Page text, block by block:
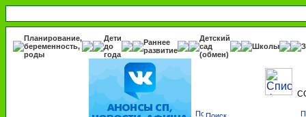
Планирование,
беременность,
роды
Дети
до
года
Раннее
развитие
Детский
сад
(обмен)
Школы